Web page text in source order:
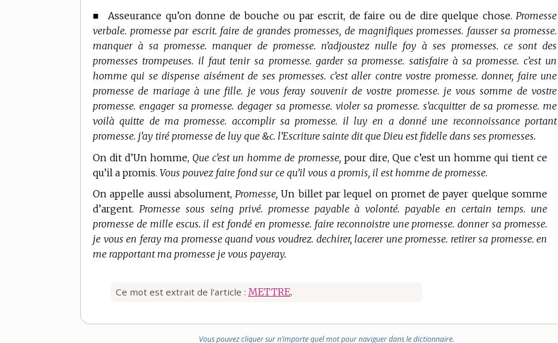
■ Asseurance qu’on donne de bouche ou par escrit, de faire ou de dire quelque chose. Promesse
verbale. promesse par escrit. faire de grandes promesses, de magnifiques promesses. fausser sa promesse.
manquer à sa promesse. manquer de promesse. n’adjoustez nulle foy à ses promesses. ce sont des
promesses trompeuses. il faut tenir sa promesse. garder sa promesse. satisfaire à sa promesse. c’est un
homme qui se dispense aisément de ses promesses. c’est aller contre vostre promesse. donner, faire une
promesse de mariage à une fille. je vous feray souvenir de vostre promesse. je vous somme de vostre
promesse. engager sa promesse. degager sa promesse. violer sa promesse. s’acquitter de sa promesse. me
voilà quitte de ma promesse. accomplir sa promesse. il luy en a donné une reconnoissance portant
promesse. j’ay tiré promesse de luy que &c. l’Escriture sainte dit que Dieu est fidelle dans ses promesses.
On dit d’Un homme, Que c’est un homme de promesse, pour dire, Que c’est un homme qui tient ce
qu’il a promis. Vous pouvez faire fond sur ce qu’il vous a promis, il est homme de promesse.
On appelle aussi absolument,Promesse, Un billet par lequel on promet de payer quelque somme
d’argent. Promesse sous seing privé. promesse payable à volonté. payable en certain temps. une
promesse de mille escus. il est fondé en promesse. faire reconnoistre une promesse. donner sa promesse.
je vous en feray ma promesse quand vous voudrez. dechirer, lacerer une promesse. retirer sa promesse. en
me rapportant ma promesse je vous payeray.
Ce mot est extrait de l'article : METTRE.
Vous pouvez cliquer sur n’importe quel mot pour naviguer dans le dictionnaire.